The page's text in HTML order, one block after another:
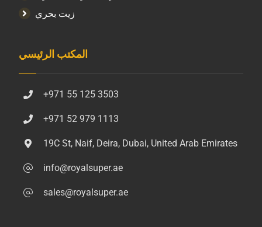
زيت بحري
المكتب الرئيسي
+971 55 125 3503
+971 52 979 1113
19C St, Naif, Deira, Dubai, United Arab Emirates
info@royalsuper.ae
sales@royalsuper.ae